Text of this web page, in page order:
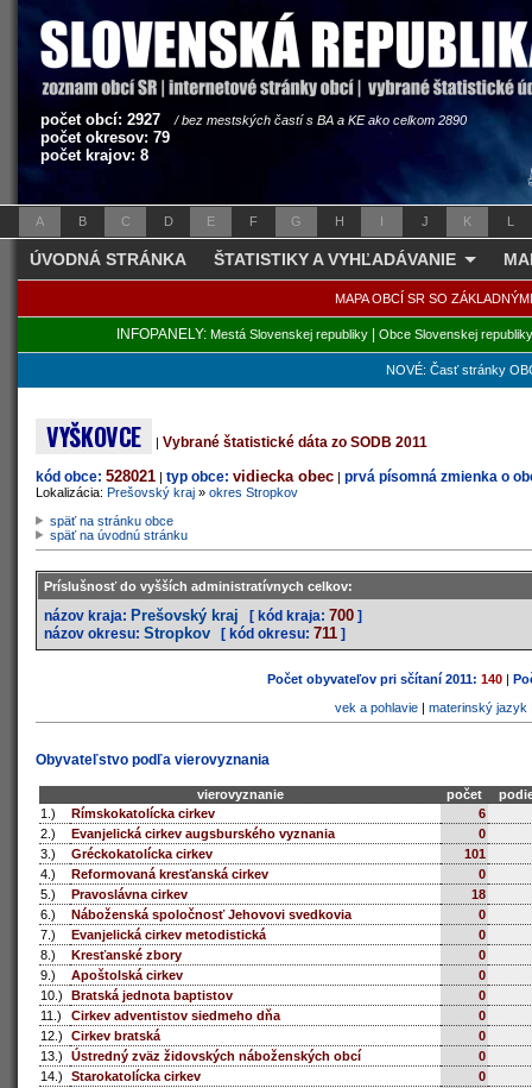
počet obcí: 2927 / bez mestských častí s BA a KE ako celkom 2890
počet okresov: 79
počet krajov: 8
A B C D E F G H I J K L
ÚVODNÁ STRÁNKA ŠTATISTIKY A VYHĽADÁVANIE
MAPA OBCÍ SR SO
INFOPANELY: Mestá Slovenskej republiky| Obce Slovenskej republiky
NOVÉ: Časť stránky
VYŠKOVCE |Vybrané štatistické dáta zo SODB 2011
kód obce: 528021 | typ obce: vidiecka obec | prvá písomná zmienka o
Lokalizácia: Prešovský kraj » okres Stropkov
späť na stránku obce
späť na úvodnú stránku
Príslušnosť do vyšších administratívnych celkov:
názov kraja: Prešovský kraj [ kód kraja: 700 ]
názov okresu: Stropkov [ kód okresu: 711 ]
Počet obyvateľov pri sčítaní 2011: 140 |
vek a pohlavie| materinský jazyk
Obyvateľstvo podľa vierovyznania
vierovyznanie počet
1.)
Rímskokatolícka cirkev
6
2.)
Evanjelická cirkev augsburského vyznania
0
3.)
Gréckokatolícka cirkev
101
4.)
Reformovaná kresťanská cirkev
0
5.)
Pravoslávna cirkev
18
6.)
Náboženská spoločnosť Jehovovi svedkovia
0
7.)
Evanjelická cirkev metodistická
0
8.)
Kresťanské zbory
0
9.)
Apoštolská cirkev
0
10.)
Bratská jednota baptistov
0
11.)
Cirkev adventistov siedmeho dňa
0
12.)
Cirkev bratská
0
13.)
Ústredný zväz židovských náboženských obcí
0
14.)
Starokatolícka cirkev
0